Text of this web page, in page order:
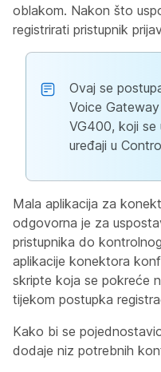
oblakom. Nakon što
registrirati pristupnik
Ovaj se
Voice
VG400, koji se
uređaji u
Mala aplikacija za
odgovorna je za
pristupnika do
aplikacije konektora
skripte koja se pokreće
tijekom postupka
Kako bi se
dodaje niz potrebnih